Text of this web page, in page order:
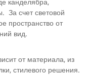
За счет световой
пространство от
вид.
от материала, из
стилевого решения.